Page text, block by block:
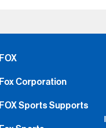
FOX
Fox Corporation
FOX Sports Supports